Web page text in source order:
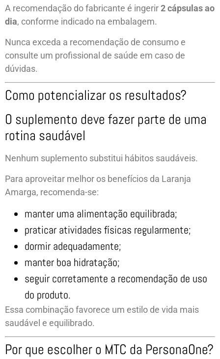
A recomendação do fabricante é ingerir2 cápsulas ao
dia, conforme indicado na embalagem.
Nunca exceda a recomendação de consumo e
consulte um profissional de saúde em caso de
dúvidas.
Como potencializar os resultados?
O suplemento deve fazer parte de uma
rotina saudável
Nenhum suplemento substitui hábitos saudáveis.
Para aproveitar melhor os benefícios da Laranja
Amarga, recomenda-se:
manter uma alimentação equilibrada;
praticar atividades físicas regularmente;
dormir adequadamente;
manter boa hidratação;
seguir corretamente a recomendação de uso
do produto.
Essa combinação favorece um estilo de vida mais
saudável e equilibrado.
Por que escolher o MTC da PersonaOne?